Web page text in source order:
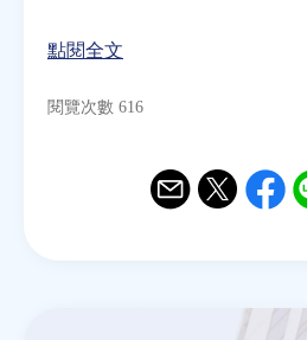
點閱全文
閱覽次數 616